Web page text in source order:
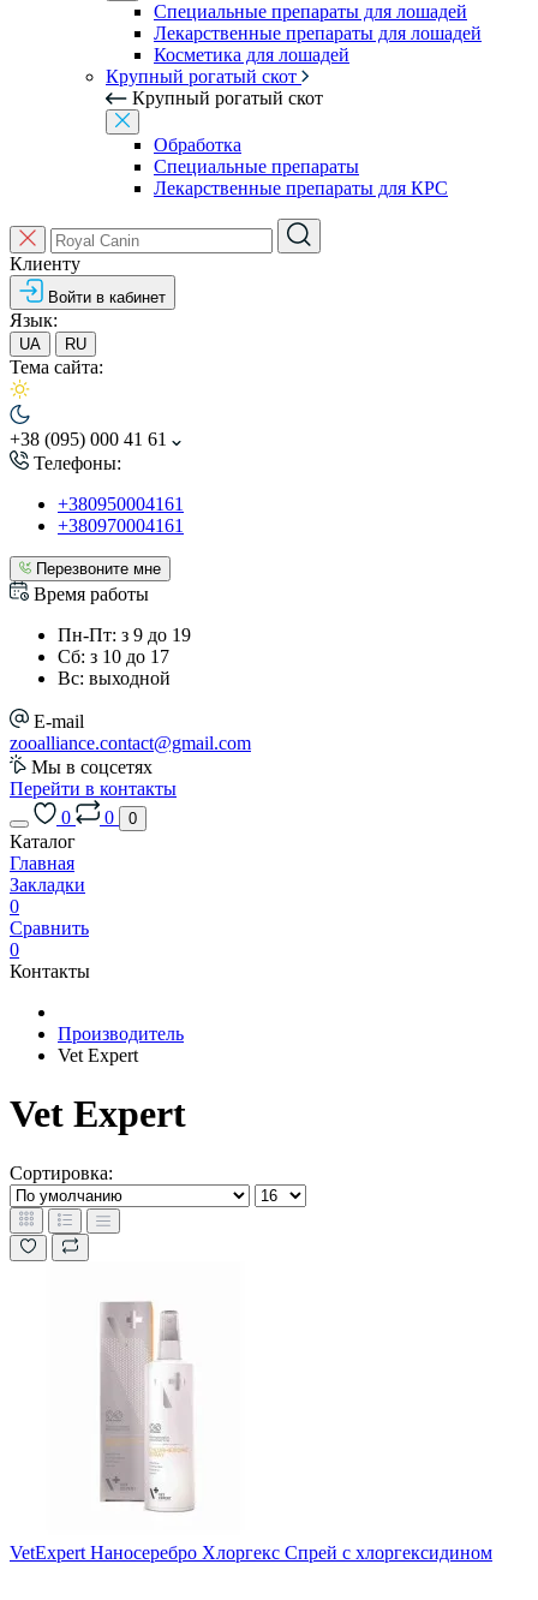
Специальные препараты для лошадей
Лекарственные препараты для лошадей
Косметика для лошадей
Крупный рогатый скот
Крупный рогатый скот
Обработка
Специальные препараты
Лекарственные препараты для КРС
Клиенту
Войти в кабинет
Язык:
UA RU
Тема сайта:
+38 (095) 000 41 61
Телефоны:
+380950004161
+380970004161
Перезвоните мне
Время работы
Пн-Пт: з 9 до 19
Сб: з 10 до 17
Вс: выходной
E-mail
zooalliance.contact@gmail.com
Мы в соцсетях
Перейти в контакты
0
0 0
Каталог
Главная
Закладки
0
Сравнить
0
Контакты
Производитель
Vet Expert
Vet Expert
Сортировка:
VetExpert Наносеребро Хлоргекс Спрей с хлоргексидином